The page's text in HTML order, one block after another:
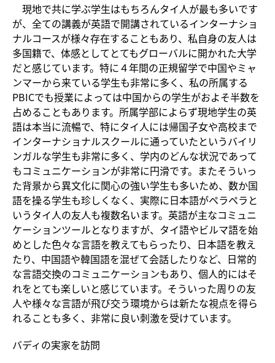
現地で共に学ぶ学生はもちろんタイ人が最も多いです
が、全ての講義が英語で開講されているインターナショ
ナルコースが様々存在することもあり、私自身の友人は
多国籍で、体感としてとてもグローバルに開かれた大学
だと感じています。特に４年間の正規留学で中国やミャ
ンマーから来ている学生も非常に多く、私の所属する
PBICでも授業によっては中国からの学生がおよそ半数を
占めることもあります。所属学部によらず現地学生の英
語は本当に流暢で、特にタイ人には帰国子女や高校まで
インターナショナルスクールに通っていたというバイリ
ンガルな学生も非常に多く、学内のどんな状況であって
もコミュニケーションが非常に円滑です。またそういっ
た背景から異文化に関心の強い学生も多いため、数か国
語を操る学生も珍しくなく、実際に日本語がペラペラと
いうタイ人の友人も複数名います。英語が主なコミュニ
ケーションツールとなりますが、タイ語やビルマ語を始
めとした色々な言語を教えてもらったり、日本語を教え
たり、中国語や韓国語を混ぜて会話したりなど、日常的
な言語交換のコミュニケーションもあり、個人的にはそ
れをとても楽しいと感じています。そういった周りの友
人や様々な言語が飛び交う環境からは新たな視点を得ら
れることも多く、非常に良い刺激を受けています。
バディの実家を訪問